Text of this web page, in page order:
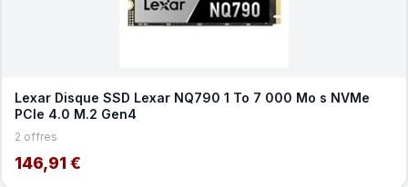
Lexar Disque SSD Lexar NQ790 1 To 7 000 Mo s NVMe
PCIe 4.0 M.2 Gen4
2 offres
146,91 €